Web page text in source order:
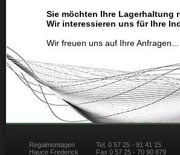
Sie möchten Ihre Lagerhaltung
Wir interessieren uns für Ihre
Wir freuen uns auf Ihre Anfragen...
Regalmontagen
Hauce Frederick
Tel. 0 57 25 - 91 41 15
Fax 0 57 25 - 70 90 879